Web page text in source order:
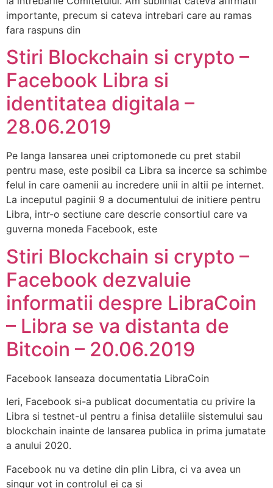
importante, precum si cateva intrebari care au ramas
fara raspuns din
Stiri Blockchain si crypto –
Facebook Libra si
identitatea digitala –
28.06.2019
Pe langa lansarea unei criptomonede cu pret stabil
pentru mase, este posibil ca Libra sa incerce sa schimbe
felul in care oamenii au incredere unii in altii pe internet.
La inceputul paginii 9 a documentului de initiere pentru
Libra, intr-o sectiune care descrie consortiul care va
guverna moneda Facebook, este
Stiri Blockchain si crypto –
Facebook dezvaluie
informatii despre LibraCoin
– Libra se va distanta de
Bitcoin – 20.06.2019
Facebook lanseaza documentatia LibraCoin
Ieri, Facebook si-a publicat documentatia cu privire la
Libra si testnet-ul pentru a finisa detaliile sistemului sau
blockchain inainte de lansarea publica in prima jumatate
a anului 2020.
Facebook nu va detine din plin Libra, ci va avea un
singur vot in controlul ei ca si